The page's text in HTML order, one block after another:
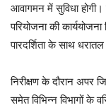
आवागमन में सुविधा होगी।
परियोजना की
पारदर्शिता के साथ
निरीक्षण के दौरान अपर
समेत विभिन्न विभागों के